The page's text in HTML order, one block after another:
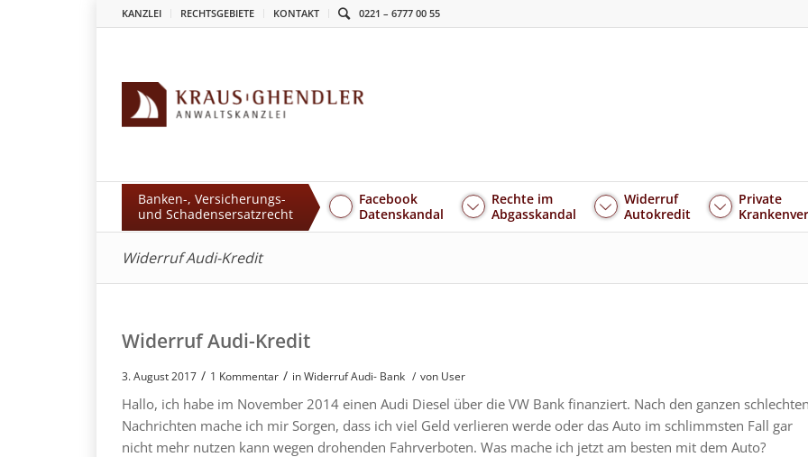
KANZLEI RECHTSGEBIETE KONTAKT 0221 – 6777 00 55
Banken-, Versicherungs-
und Schadensersatzrecht
Facebook
Datenskandal
Rechte im
Abgasskandal
Widerruf
Autokredit
Private
Widerruf Audi-Kredit
Widerruf Audi-Kredit
3. August 2017 / 1 Kommentar / inWiderruf Audi- Bank / von User
Hallo, ich habe im November 2014 einen Audi Diesel über die VW Bank finanziert. Nach den ganzen schlechten
Nachrichten mache ich mir Sorgen, dass ich viel Geld verlieren werde oder das Auto im schlimmsten Fall gar
nicht mehr nutzen kann wegen drohenden Fahrverboten. Was mache ich jetzt am besten mit dem Auto?